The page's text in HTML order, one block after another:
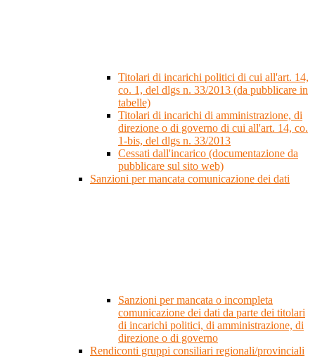
Titolari di incarichi politici di cui all'art. 14,
co. 1, del dlgs n. 33/2013 (da pubblicare in
tabelle)
Titolari di incarichi di amministrazione, di
direzione o di governo di cui all'art. 14, co.
1-bis, del dlgs n. 33/2013
Cessati dall'incarico (documentazione da
pubblicare sul sito web)
Sanzioni per mancata comunicazione dei dati
Sanzioni per mancata o incompleta
comunicazione dei dati da parte dei titolari
di incarichi politici, di amministrazione, di
direzione o di governo
Rendiconti gruppi consiliari regionali/provinciali